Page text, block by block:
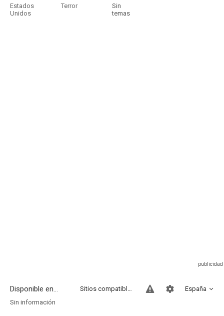
Estados
Unidos
Terror
Sin
temas
Disponible en... España
Sitios compatibles
Sin información